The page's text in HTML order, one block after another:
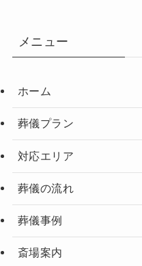
メニュー
ホーム
葬儀プラン
対応エリア
葬儀の流れ
葬儀事例
斎場案内